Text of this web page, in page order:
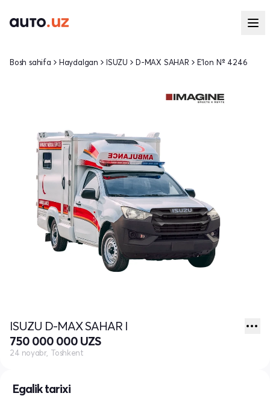
Egalik tarixi
Bosh sahifa Haydalgan ISUZU D-MAX SAHAR E'lon № 4246
ISUZU D-MAX SAHAR I
750 000 000 UZS
24 noyabr, Toshkent